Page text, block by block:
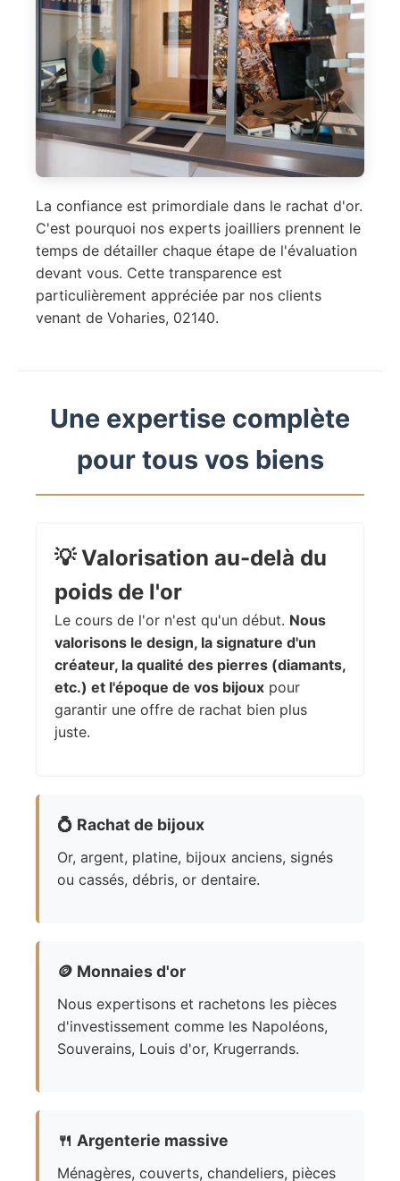
La confiance est primordiale dans le rachat d'or.
C'est pourquoi nos experts joailliers prennent le
temps de détailler chaque étape de l'évaluation
devant vous. Cette transparence est
particulièrement appréciée par nos clients
venant de Voharies, 02140.
Une expertise complète
pour tous vos biens
💡Valorisation au-delà du
poids de l'or
Le cours de l'or n'est qu'un début. Nous
valorisons le design, la signature d'un
créateur, la qualité des pierres (diamants,
etc.) et l'époque de vos bijoux pour
garantir une offre de rachat bien plus
juste.
💍 Rachat de bijoux
Or, argent, platine, bijoux anciens, signés
ou cassés, débris, or dentaire.
🪙 Monnaies d'or
Nous expertisons et rachetons les pièces
d'investissement comme les Napoléons,
Souverains, Louis d'or, Krugerrands.
🍴 Argenterie massive
Ménagères, couverts, chandeliers, pièces